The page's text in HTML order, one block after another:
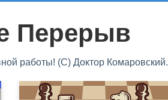
Перерыв
работы! (С) Доктор Комаровский.